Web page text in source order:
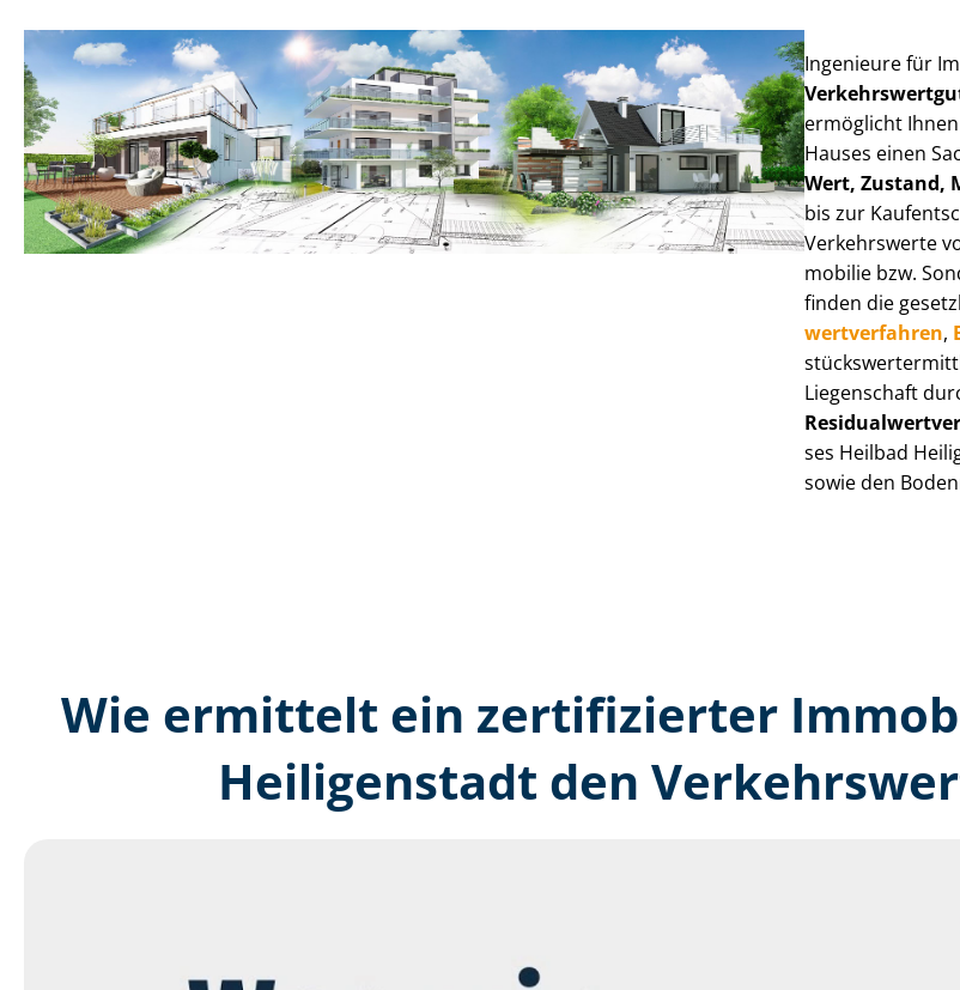
Ingenieure für
ermöglicht
Hauses einen
Wert, Zustand,
bis zur
Verkehrswerte
mo­bi­lie bzw.
finden die
wert­ver­fah­ren,
Liegenschaft
ses Heilbad
sowie den
Wie ermittelt ein zertifizierter
Heiligenstadt den